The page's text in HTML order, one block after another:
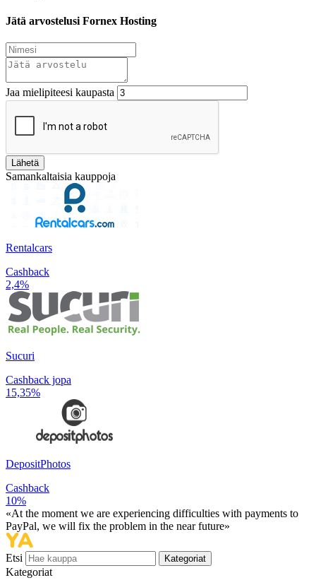
Jätä arvostelusi Fornex Hosting
Jaa mielipiteesi kaupasta
Lähetä
Samankaltaisia kauppoja
Rentalcars
Cashback
2,4%
Sucuri
Cashback jopa
15,35%
DepositPhotos
Cashback
10%
«At the moment we are experiencing difficulties with payments to
PayPal, we will fix the problem in the near future»
Etsi Kategoriat
Kategoriat